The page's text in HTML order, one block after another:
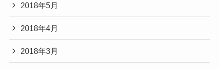
2018年5月
2018年4月
2018年3月